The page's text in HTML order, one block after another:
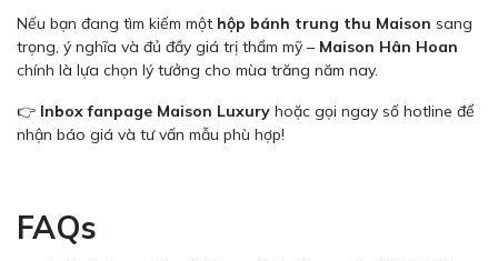
Nếu bạn đang tìm kiếm một hộp bánh trung thu Maison sang
trọng, ý nghĩa và đủ đầy giá trị thẩm mỹ – Maison Hân Hoan
chính là lựa chọn lý tưởng cho mùa trăng năm nay.
👉 Inbox fanpage Maison Luxury hoặc gọi ngay số hotline để
nhận báo giá và tư vấn mẫu phù hợp!
FAQs